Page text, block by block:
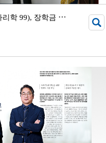
정
영오(Luke Jung) 동문(헝가리학 99), 장학금 기부 서명식 개최